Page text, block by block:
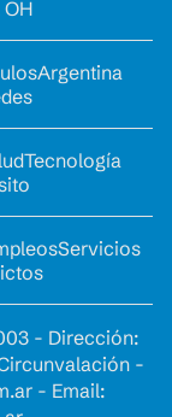
Argentina
Tecnología
Servicios
- Dirección:
-
- Email: